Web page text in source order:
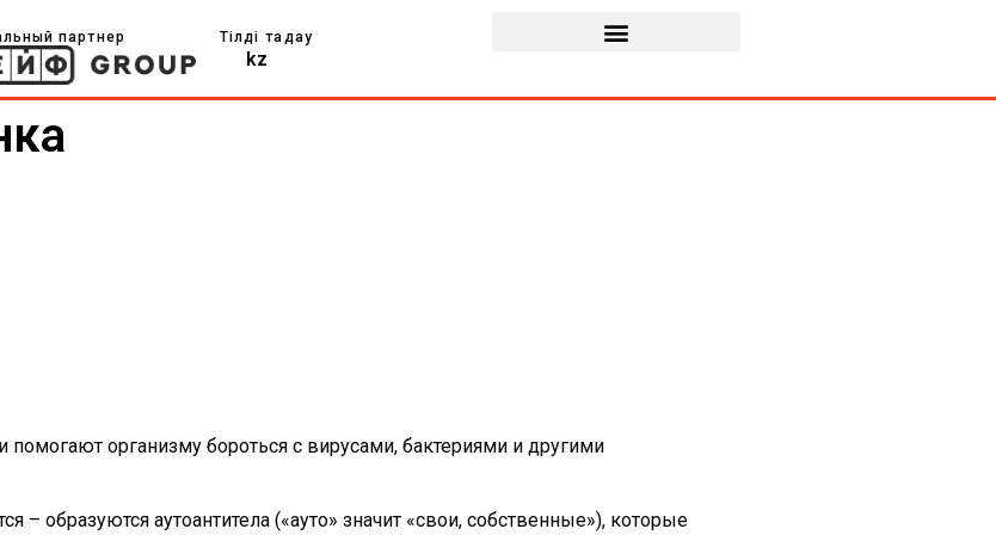
партнер Тілді таңдау
kz
организму бороться с вирусами, бактериями и другими
образуются аутоантитела («ауто» значит «свои, собственные»), которые